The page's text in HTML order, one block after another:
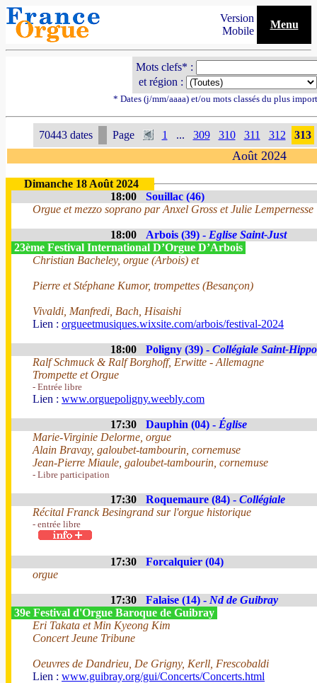
Version
Mobile
Menu
Mots clefs* :
et région :
* Dates (j/mm/aaaa) et/ou mots classés du plus
70443 dates Page 1 ... 309 310 311 312 313
Août 2024
Dimanche 18 Août 2024
18:00
Souillac (46)
Orgue et mezzo soprano par Anxel Gross et Julie Lempernesse
18:00 Arbois (39) - Eglise Saint-Just
23ème Festival International D’Orgue D’Arbois
Christian Bacheley, orgue (Arbois) et
Pierre et Stéphane Kumor, trompettes (Besançon)
Vivaldi, Manfredi, Bach, Hisaishi
Lien : orgueetmusiques.wixsite.com/arbois/festival-2024
18:00 Poligny (39) - Collégiale Saint-
Ralf Schmuck & Ralf Borghoff, Erwitte - Allemagne
Trompette et Orgue
- Entrée libre
Lien : www.orguepoligny.weebly.com
17:30 Dauphin (04) - Église
Marie-Virginie Delorme, orgue
Alain Bravay, galoubet-tambourin, cornemuse
Jean-Pierre Miaule, galoubet-tambourin, cornemuse
- Libre participation
17:30 Roquemaure (84) - Collégiale
Récital Franck Besingrand sur l'orgue historique
- entrée libre
17:30
Forcalquier (04)
orgue
17:30 Falaise (14) - Nd de Guibray
39e Festival d'Orgue Baroque de Guibray
Eri Takata et Min Kyeong Kim
Concert Jeune Tribune
Oeuvres de Dandrieu, De Grigny, Kerll, Frescobaldi
Lien : www.guibray.org/gui/Concerts/Concerts.html